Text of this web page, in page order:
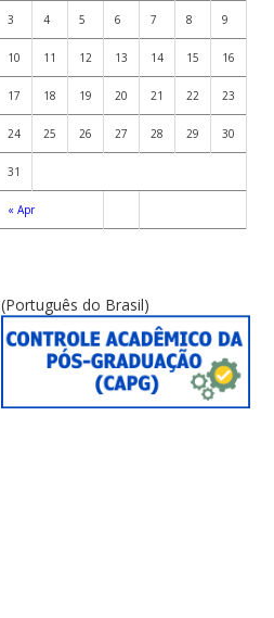
« Apr
3 4 5 6 7 8 9
10 11 12 13 14 15 16
17 18 19 20 21 22 23
24 25 26 27 28 29 30
31
(Português do Brasil)